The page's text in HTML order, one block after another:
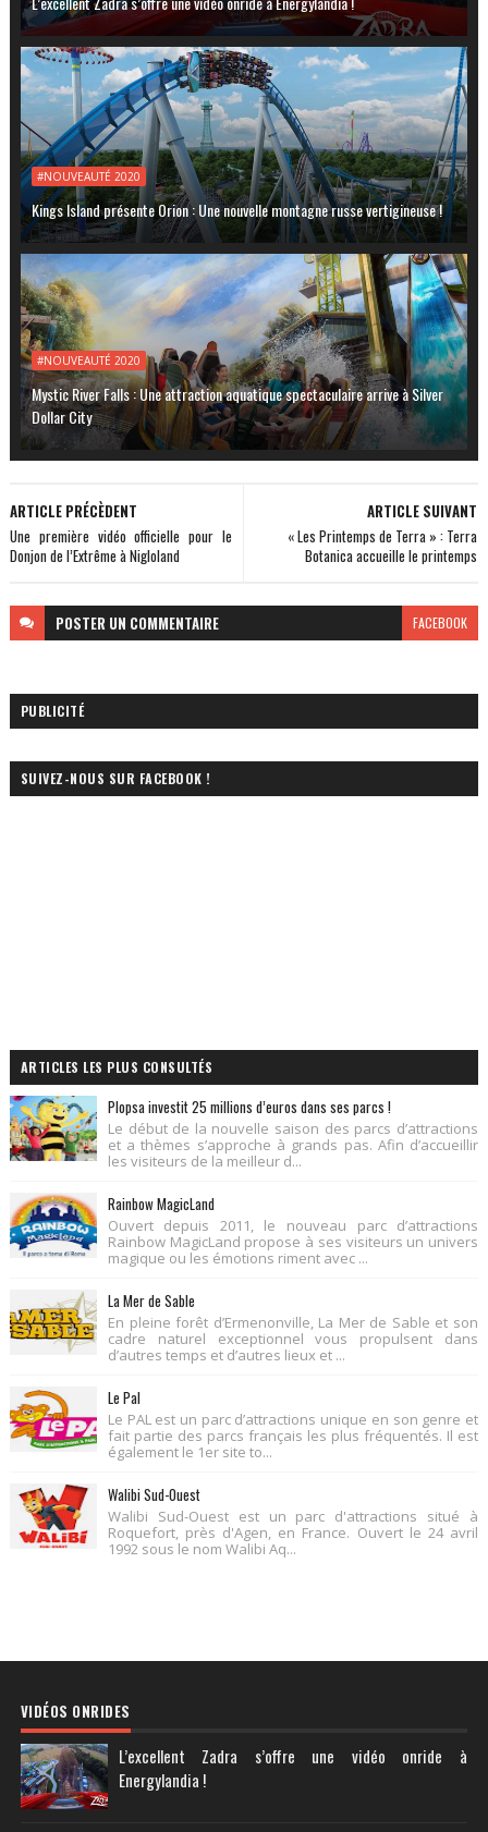
#NOUVEAUTÉ 2020
Kings Island présente Orion : Une nouvelle montagne russe vertigineuse !
#NOUVEAUTÉ 2020
Mystic River Falls : Une attraction aquatique spectaculaire arrive à Silver
Dollar City
ARTICLE SUIVANT
« Les Printemps de Terra » : Terra
Botanica accueille le printemps
ARTICLE PRÉCÈDENT
Une première vidéo officielle pour le
Donjon de l’Extrême à Nigloland
POSTER UN COMMENTAIRE FACEBOOK
PUBLICITÉ
SUIVEZ-NOUS SUR FACEBOOK !
ARTICLES LES PLUS CONSULTÉS
Plopsa investit 25 millions d’euros dans ses parcs !
Le début de la nouvelle saison des parcs d’attractions
et a thèmes s’approche à grands pas. Afin d’accueillir
les visiteurs de la meilleur d...
Rainbow MagicLand
Ouvert depuis 2011, le nouveau parc d’attractions
Rainbow MagicLand propose à ses visiteurs un univers
magique ou les émotions riment avec ...
La Mer de Sable
En pleine forêt d’Ermenonville, La Mer de Sable et son
cadre naturel exceptionnel vous propulsent dans
d’autres temps et d’autres lieux et ...
Le Pal
Le PAL est un parc d’attractions unique en son genre et
fait partie des parcs français les plus fréquentés. Il est
également le 1er site to...
Walibi Sud-Ouest
Walibi Sud-Ouest est un parc d'attractions situé à
Roquefort, près d'Agen, en France. Ouvert le 24 avril
1992 sous le nom Walibi Aq...
VIDÉOS ONRIDES
L’excellent Zadra s’offre une vidéo onride à
Energylandia !